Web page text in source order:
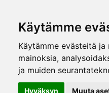
Käytämme
Käytämme evästeitä
mainoksia,
ja muiden
Hyväksyn Muuta